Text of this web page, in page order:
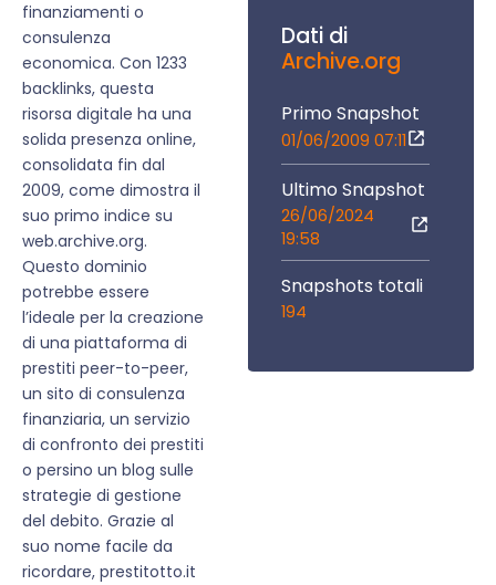
finanziamenti o
consulenza
economica. Con 1233
backlinks, questa
risorsa digitale ha una
solida presenza online,
consolidata fin dal
2009, come dimostra il
suo primo indice su
web.archive.org.
Questo dominio
potrebbe essere
l’ideale per la creazione
di una piattaforma di
prestiti peer-to-peer,
un sito di consulenza
finanziaria, un servizio
di confronto dei prestiti
o persino un blog sulle
strategie di gestione
del debito. Grazie al
suo nome facile da
ricordare, prestitotto.it
Dati di
Archive.org
Primo Snapshot
01/06/2009 07:11
Ultimo Snapshot
26/06/2024
19:58
Snapshots totali
194